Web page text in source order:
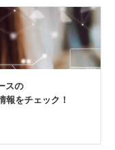
スの
報をチェック！